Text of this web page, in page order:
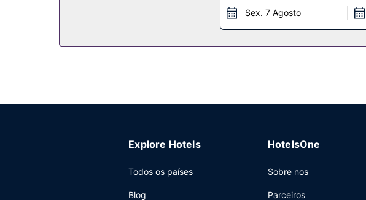
Sharjah Plaza Hotel dispõe de uma loja de conveniência.
Sex. 7 Agosto
Explore Hotels
Todos os países
Blog
HotelsOne
Sobre nos
Parceiros